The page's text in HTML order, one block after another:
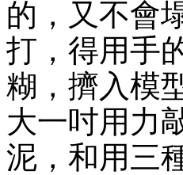
的，又不會
打，得用手
糊，擠入模
大一吋用力
泥，和用三